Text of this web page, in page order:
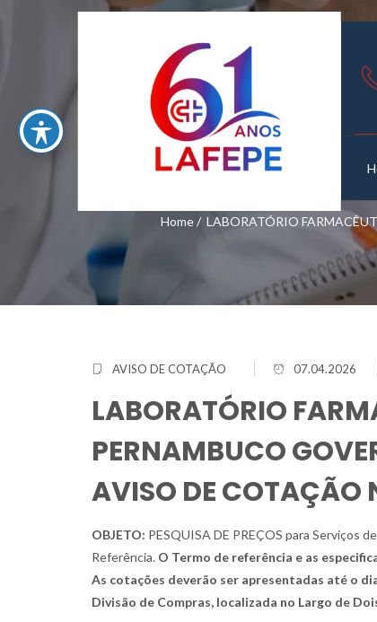
Home/ LABORATÓRIO
AVISO DE COTAÇÃO 07.04.2026
LABORATÓRIO
PERNAMBUCO
AVISO DE
OBJETO: PESQUISA DE PREÇOS para Serviços
Referência. O Termo de referência e as
As cotações deverão ser apresentadas até o
Divisão de Compras, localizada no Largo de